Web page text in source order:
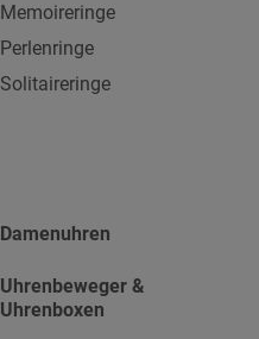
Memoireringe
Perlenringe
Solitaireringe
Damenuhren
Uhrenbeweger &
Uhrenboxen